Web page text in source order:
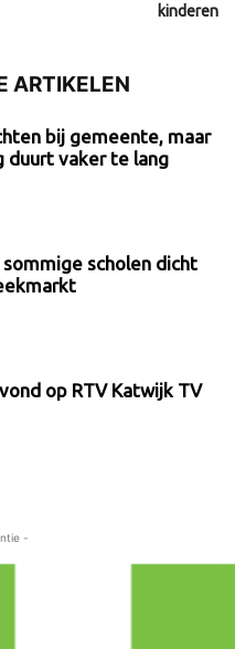
kinderen
ARTIKELEN
bij gemeente, maar
duurt vaker te lang
sommige scholen dicht
op RTV Katwijk TV
-